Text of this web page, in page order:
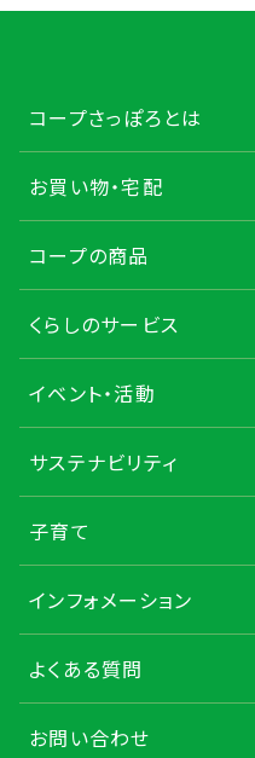
コープさっぽろとは
お買い物・宅配
コープの商品
くらしのサービス
イベント・活動
サステナビリティ
子育て
インフォメーション
よくある質問
お問い合わせ